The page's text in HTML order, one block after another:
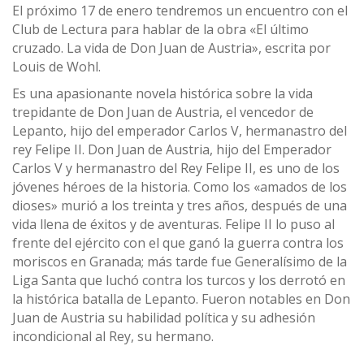
El próximo 17 de enero tendremos un encuentro con el
Club de Lectura para hablar de la obra «El último
cruzado. La vida de Don Juan de Austria», escrita por
Louis de Wohl.
Es una apasionante novela histórica sobre la vida
trepidante de Don Juan de Austria, el vencedor de
Lepanto, hijo del emperador Carlos V, hermanastro del
rey Felipe II. Don Juan de Austria, hijo del Emperador
Carlos V y hermanastro del Rey Felipe II, es uno de los
jóvenes héroes de la historia. Como los «amados de los
dioses» murió a los treinta y tres años, después de una
vida llena de éxitos y de aventuras. Felipe II lo puso al
frente del ejército con el que ganó la guerra contra los
moriscos en Granada; más tarde fue Generalísimo de la
Liga Santa que luchó contra los turcos y los derrotó en
la histórica batalla de Lepanto. Fueron notables en Don
Juan de Austria su habilidad política y su adhesión
incondicional al Rey, su hermano.